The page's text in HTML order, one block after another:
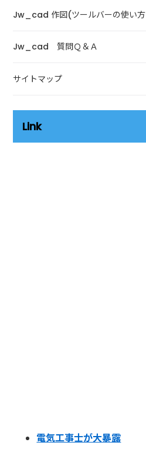
Jw_cad 作図(ツールバーの使い方
Jw_cad 質問Ｑ＆Ａ
サイトマップ
Link
電気工事士が大暴露